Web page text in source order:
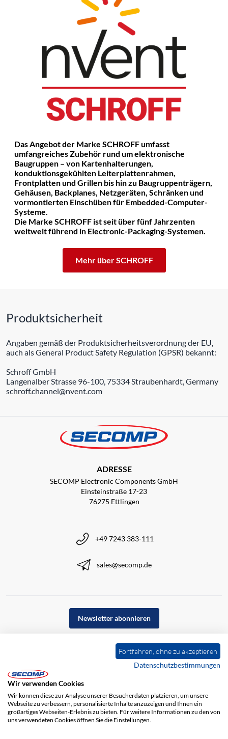
Das Angebot der Marke SCHROFF umfasst
umfangreiches Zubehör rund um elektronische
Baugruppen – von Kartenhalterungen,
konduktionsgekühlten Leiterplattenrahmen,
Frontplatten und Grillen bis hin zu Baugruppenträgern,
Gehäusen, Backplanes, Netzgeräten, Schränken und
vormontierten Einschüben für Embedded-Computer-
Systeme.
Die Marke SCHROFF ist seit über fünf Jahrzenten
weltweit führend in Electronic-Packaging-Systemen.
Mehr über SCHROFF
Produktsicherheit
Angaben gemäß der Produktsicherheitsverordnung der EU,
auch als General Product Safety Regulation (GPSR) bekannt:
Schroff GmbH
Langenalber Strasse 96-100, 75334 Straubenhardt, Germany
schroff.channel@nvent.com
ADRESSE
SECOMP Electronic Components GmbH
Einsteinstraße 17-23
76275 Ettlingen
+49 7243 383-111
sales@secomp.de
Newsletter abonnieren
Fortfahren, ohne zu akzeptieren
Datenschutzbestimmungen
Wir verwenden Cookies
Wir können diese zur Analyse unserer Besucherdaten platzieren, um unsere
Webseite zu verbessern, personalisierte Inhalte anzuzeigen und Ihnen ein
großartiges Webseiten-Erlebnis zu bieten. Für weitere Informationen zu den von
uns verwendeten Cookies öffnen Sie die Einstellungen.